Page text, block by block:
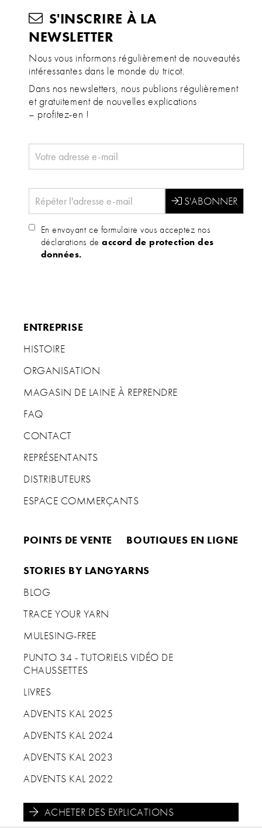
S'INSCRIRE À LA
NEWSLETTER
Nous vous informons régulièrement de nouveautés
intéressantes dans le monde du tricot.
Dans nos newsletters, nous publions régulièrement
et gratuitement de nouvelles explications
– profitez-en !
En envoyant ce formulaire vous acceptez nos
déclarations deaccord de protection des
données.
ENTREPRISE
HISTOIRE
ORGANISATION
MAGASIN DE LAINE À REPRENDRE
FAQ
CONTACT
REPRÉSENTANTS
DISTRIBUTEURS
ESPACE COMMERÇANTS
POINTS DE VENTE BOUTIQUES EN LIGNE
STORIES BY LANGYARNS
BLOG
TRACE YOUR YARN
MULESING-FREE
PUNTO 34 - TUTORIELS VIDÉO DE
CHAUSSETTES
LIVRES
ADVENTS KAL 2025
ADVENTS KAL 2024
ADVENTS KAL 2023
ADVENTS KAL 2022
ACHETER DES EXPLICATIONS